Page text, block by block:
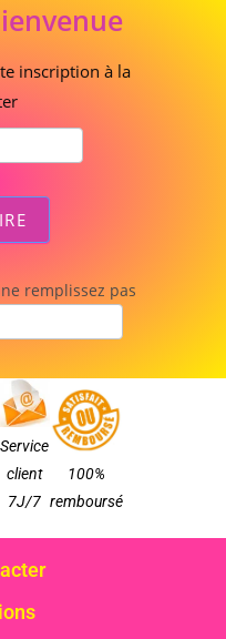
inscription à la
remplissez pas
Service
client
7J/7
100%
remboursé